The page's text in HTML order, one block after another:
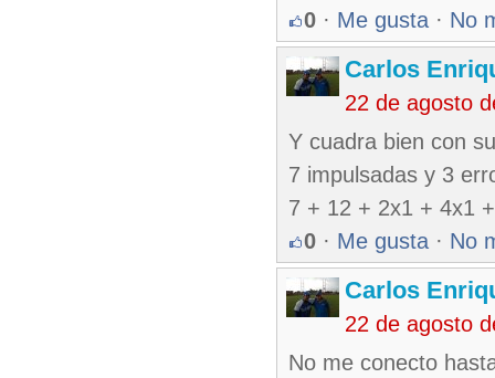
0 · Me gusta · No
Carlos
22 de agosto
Y cuadra bien con
7 impulsadas y 3
7 + 12 + 2x1 + 4x1
0 · Me gusta · No
Carlos
22 de agosto
No me conecto